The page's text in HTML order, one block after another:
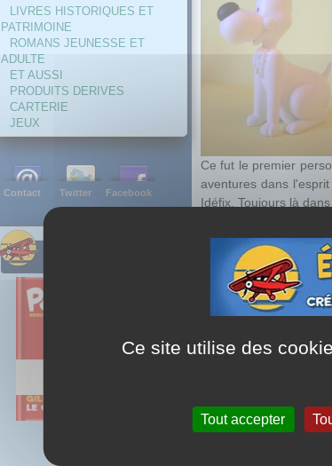
LIVRES HISTORIQUES ET
PATRIMOINE
ROMANS JEUNESSE ET
ADULTE
ET AUSSI
PRODUITS DERIVES
CARTERIE
JEUX
Contact Twitter Facebook
Ce fut le premier
aventures dans
Idéfix. Toujours là
Ce site utilise des
Tout accepter